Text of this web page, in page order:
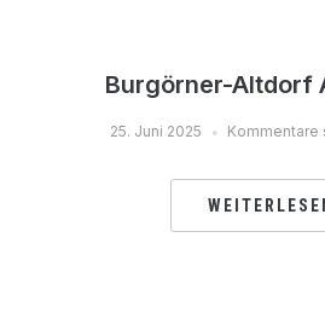
Burgörner-Altdorf
25. Juni 2025